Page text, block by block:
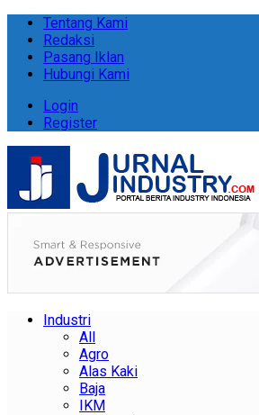
Tentang Kami
Redaksi
Pasang Iklan
Hubungi Kami
Login
Register
Industri
All
Agro
Alas Kaki
Baja
IKM